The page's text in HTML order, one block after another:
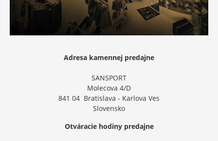
Adresa kamennej predajne
SANSPORT
Molecova 4/D
841 04 Bratislava - Karlova Ves
Slovensko
Otváracie hodiny predajne